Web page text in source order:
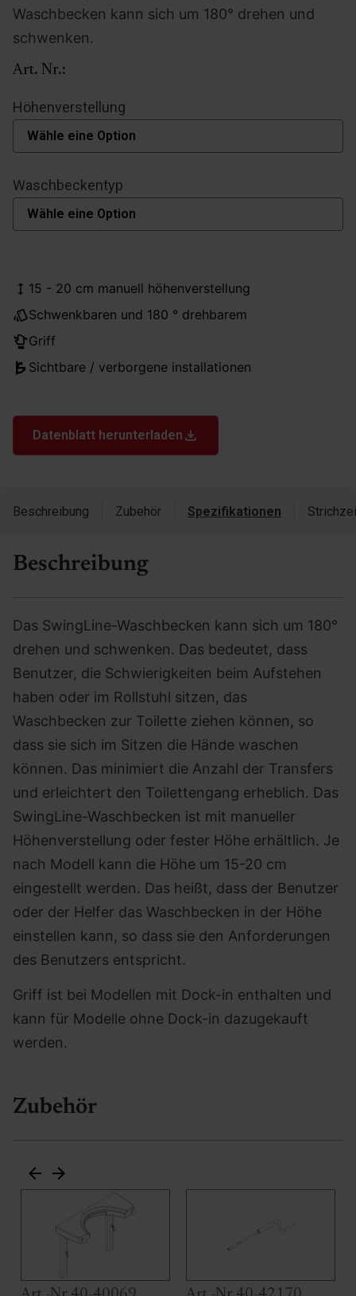
Waschbecken kann sich um 180° drehen und
schwenken.
Art. Nr.:
Höhenverstellung
Waschbeckentyp
15 - 20 cm manuell höhenverstellung
Schwenkbaren und 180 ° drehbarem
Griff
Sichtbare / verborgene installationen
Datenblatt herunterladen
Beschreibung Zubehör Spezifikationen
Beschreibung
Das SwingLine-Waschbecken kann sich um 180°
drehen und schwenken. Das bedeutet, dass
Benutzer, die Schwierigkeiten beim Aufstehen
haben oder im Rollstuhl sitzen, das
Waschbecken zur Toilette ziehen können, so
dass sie sich im Sitzen die Hände waschen
können. Das minimiert die Anzahl der Transfers
und erleichtert den Toilettengang erheblich. Das
SwingLine-Waschbecken ist mit manueller
Höhenverstellung oder fester Höhe erhältlich. Je
nach Modell kann die Höhe um 15-20 cm
eingestellt werden. Das heißt, dass der Benutzer
oder der Helfer das Waschbecken in der Höhe
einstellen kann, so dass sie den Anforderungen
des Benutzers entspricht.
Griff ist bei Modellen mit Dock-in enthalten und
kann für Modelle ohne Dock-in dazugekauft
werden.
Zubehör